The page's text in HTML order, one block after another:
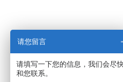
请您留言
请填写一下您的信息，我们会尽
和您联系。